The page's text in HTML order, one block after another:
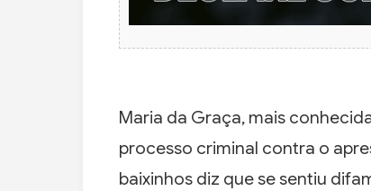
Maria da Graça, mais
processo criminal contra o
baixinhos diz que se sentiu